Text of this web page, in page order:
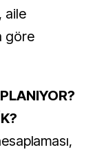
aile
göre